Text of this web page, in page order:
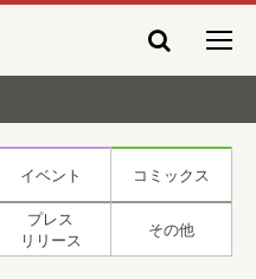
イベント コミックス
プレス
リリース
その他